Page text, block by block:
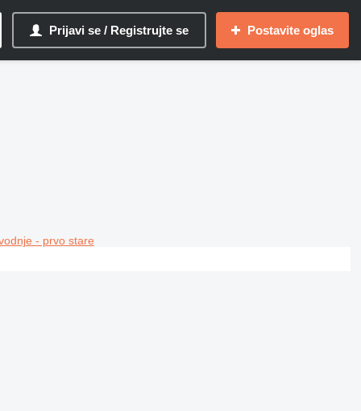
Prijavi se / Registrujte se Postavite oglas
- prvo stare